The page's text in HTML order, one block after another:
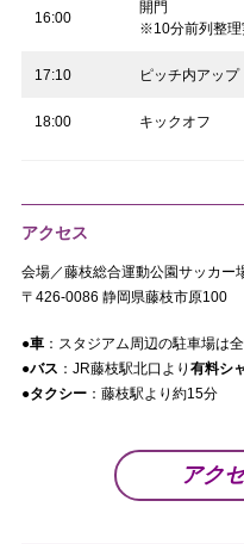
16:00
開門
※10分前列整理
17:10 ピッチ内アップ
18:00 キックオフ
アクセス
会場／藤枝総合運動公園サッカー
〒426-0086 静岡県藤枝市原100
●車 ：スタジアム周辺の駐車場は
●バス ：JR藤枝駅北口より 有料シ
●タクシー ：藤枝駅より約15分
アク